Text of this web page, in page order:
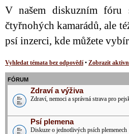
V našem diskuzním fóru
čtyřnohých kamarádů, ale
psí inzerci, kde můžete
Vyhledat témata bez odpovědí• Zobrazit
FÓRUM
Zdraví a výživa
Zdraví, nemoci a správná strava pro
Psí plemena
Diskuze o jednotlivých psích plemenech